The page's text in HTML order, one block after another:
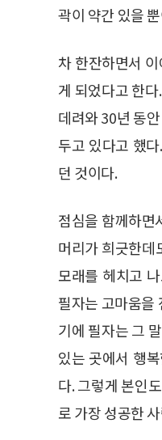
곽이 약간 있을
차 한잔하면서
게 되었다고 한
데려와 30년 동
두고 있다고 했
던 것이다.
점심을 함께하면
머리가 희긋한데
모래를 헤치고
필자는 고마움을
기에 필자는 그
있는 곳에서 행
다. 그렇게 본인
로 가장 성공한